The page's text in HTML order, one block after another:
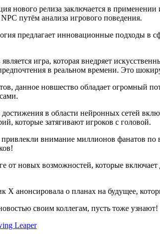
нового релиза заключается в
путём анализа игрового поведения.
предлагает инновационные подходы в
игра, которая внедряет
в реальном времени. Это
данное новшество обладает огромный
в области нейронных сетей
которые затягивают игроков с головой.
внимание миллионов фанатов по
от новых возможностей, которые
X анонсировала о планах на будущее,
своим коллегам, пусть тоже узнают!
Leaper